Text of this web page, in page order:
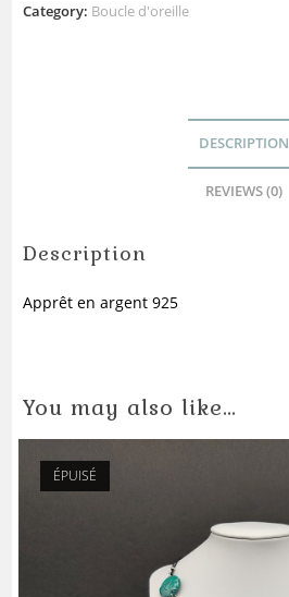
Category: Boucle d'oreille
DESCRIPTION
REVIEWS (0)
Description
Apprêt en argent 925
You may also like…
ÉPUISÉ